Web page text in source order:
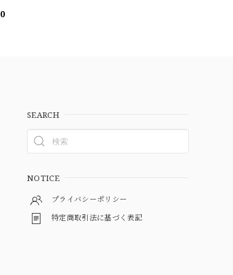
SEARCH
NOTICE
プライバシーポリシー
特定商取引法に基づく表記